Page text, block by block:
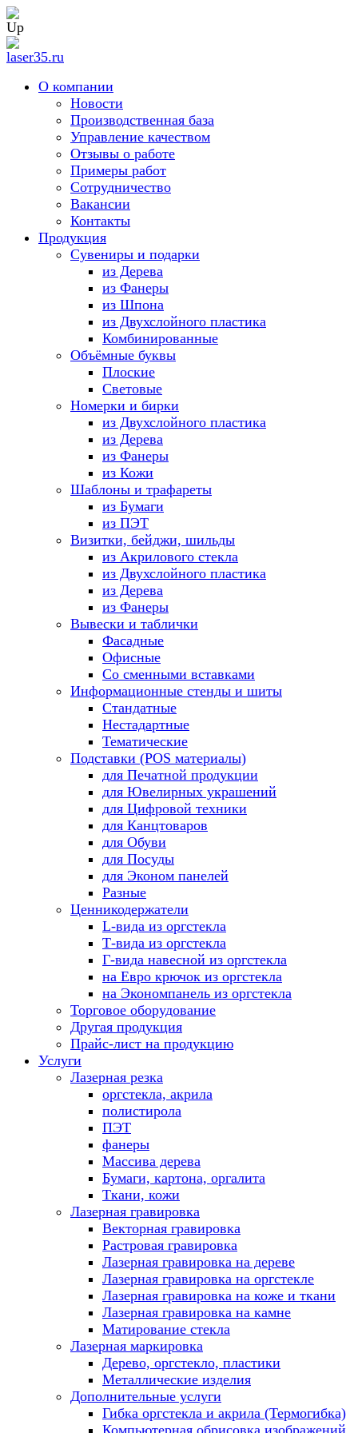
О компании
Новости
Производственная база
Управление качеством
Отзывы о работе
Примеры работ
Сотрудничество
Вакансии
Контакты
Продукция
Сувениры и подарки
из Дерева
из Фанеры
из Шпона
из Двухслойного пластика
Комбинированные
Объёмные буквы
Плоские
Световые
Номерки и бирки
из Двухслойного пластика
из Дерева
из Фанеры
из Кожи
Шаблоны и трафареты
из Бумаги
из ПЭТ
Визитки, бейджи, шильды
из Акрилового стекла
из Двухслойного пластика
из Дерева
из Фанеры
Вывески и таблички
Фасадные
Офисные
Со сменными вставками
Информационные стенды и шиты
Стандатные
Нестадартные
Тематические
Подставки (POS материалы)
для Печатной продукции
для Ювелирных украшений
для Цифровой техники
для Канцтоваров
для Обуви
для Посуды
для Эконом панелей
Разные
Ценникодержатели
L-вида из оргстекла
Т-вида из оргстекла
Г-вида навесной из оргстекла
на Евро крючок из оргстекла
на Экономпанель из оргстекла
Торговое оборудование
Другая продукция
Прайс-лист на продукцию
Услуги
Лазерная резка
оргстекла, акрила
полистирола
ПЭТ
фанеры
Массива дерева
Бумаги, картона, оргалита
Ткани, кожи
Лазерная гравировка
Векторная гравировка
Растровая гравировка
Лазерная гравировка на дереве
Лазерная гравировка на оргстекле
Лазерная гравировка на коже и ткани
Лазерная гравировка на камне
Матирование стекла
Лазерная маркировка
Дерево, оргстекло, пластики
Металлические изделия
Дополнительные услуги
Гибка оргстекла и акрила (Термогибка)
Компьютерная обрисовка изображений